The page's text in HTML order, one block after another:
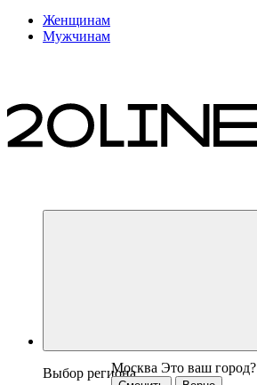
Женщинам
Мужчинам
Выбор региона
Москва Это ваш город?